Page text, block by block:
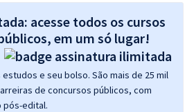
acesse todos os cursos
em um só lugar!
e seu bolso. São mais de 25 mil
de concursos públicos, com
pós-edital.